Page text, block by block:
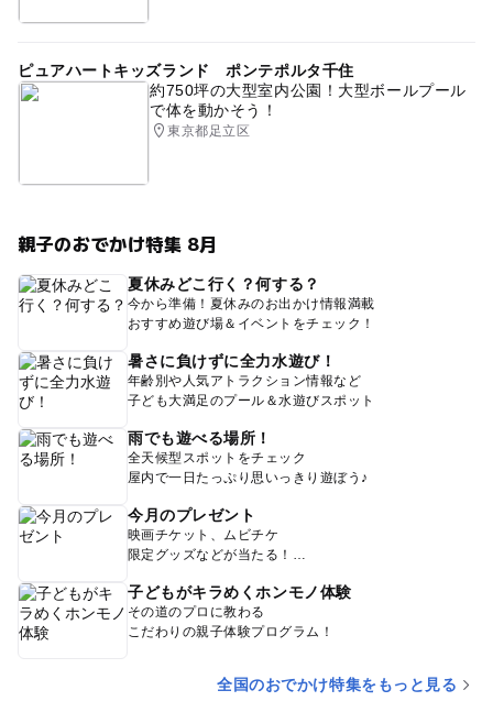
ピュアハートキッズランド ポンテポルタ千住
約750坪の大型室内公園！大型ボールプール
で体を動かそう！
東京都足立区
親子のおでかけ特集 8月
夏休みどこ行く？何する？
今から準備！夏休みのお出かけ情報満載
おすすめ遊び場＆イベントをチェック！
暑さに負けずに全力水遊び！
年齢別や人気アトラクション情報など
子ども大満足のプール＆水遊びスポット
雨でも遊べる場所！
全天候型スポットをチェック
屋内で一日たっぷり思いっきり遊ぼう♪
今月のプレゼント
映画チケット、ムビチケ
限定グッズなどが当たる！
子どもがキラめくホンモノ体験
その道のプロに教わる
こだわりの親子体験プログラム！
全国のおでかけ特集をもっと見る